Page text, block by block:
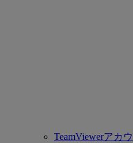
TeamViewerアカ